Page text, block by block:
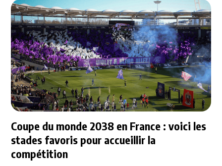
Coupe du monde 2038 en France : voici les
stades favoris pour accueillir la
compétition